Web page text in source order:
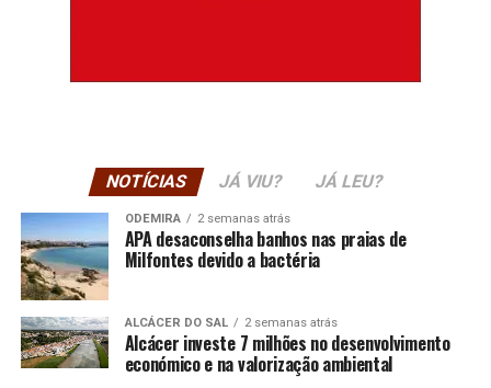
NOTÍCIAS JÁ VIU? JÁ LEU?
ODEMIRA 2 semanas atrás
APA desaconselha banhos nas praias de
Milfontes devido a bactéria
ALCÁCER DO SAL 2 semanas atrás
Alcácer investe 7 milhões no desenvolvimento
económico e na valorização ambiental